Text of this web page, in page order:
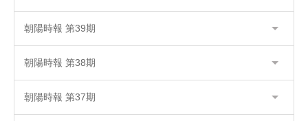
朝陽時報 第39期
朝陽時報 第38期
朝陽時報 第37期